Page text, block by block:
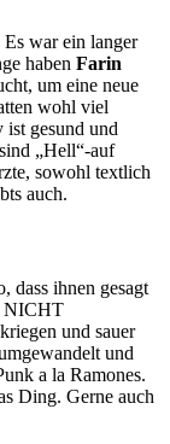
war ein langer
haben Farin
um eine neue
wohl viel
ist gesund und
„Hell“-auf
sowohl textlich
auch.
dass ihnen gesagt
NICHT
und sauer
und
a la Ramones.
Ding. Gerne auch